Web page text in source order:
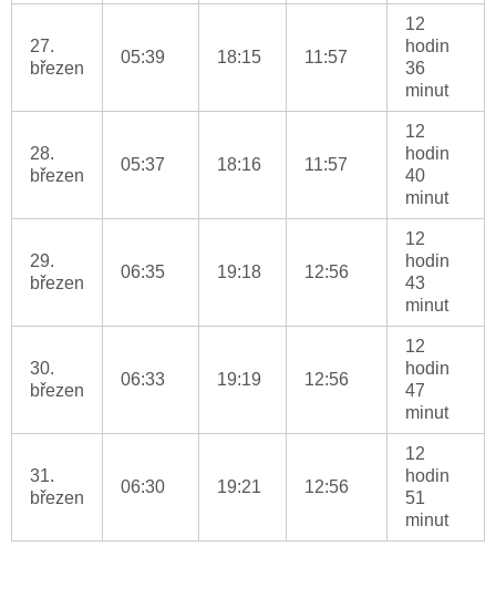
27.
březen
05:39 18:15 11:57
12
hodin
36
minut
28.
březen
05:37 18:16 11:57
12
hodin
40
minut
29.
březen
06:35 19:18 12:56
12
hodin
43
minut
30.
březen
06:33 19:19 12:56
12
hodin
47
minut
31.
březen
06:30 19:21 12:56
12
hodin
51
minut